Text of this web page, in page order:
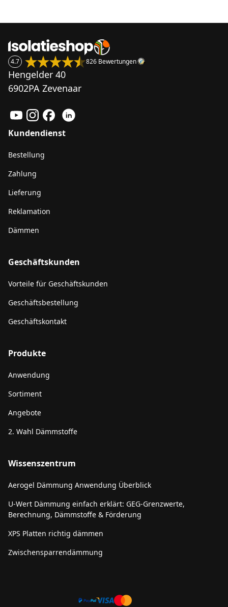
4.7 826 Bewertungen
Hengelder 40
6902PA Zevenaar
Kundendienst
Bestellung
Zahlung
Lieferung
Reklamation
Dämmen
Geschäftskunden
Vorteile für Geschäftskunden
Geschäftsbestellung
Geschäftskontakt
Produkte
Anwendung
Sortiment
Angebote
2. Wahl Dämmstoffe
Wissenszentrum
Aerogel Dämmung Anwendung Überblick
U-Wert Dämmung einfach erklärt: GEG-Grenzwerte,
Berechnung, Dämmstoffe & Förderung
XPS Platten richtig dämmen
Zwischensparrendämmung